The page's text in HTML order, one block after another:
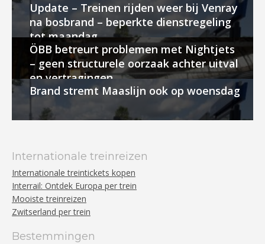
Update – Treinen rijden weer bij Venray
na bosbrand – beperkte dienstregeling
tot maandag
ÖBB betreurt problemen met Nightjets
– geen structurele oorzaak achter uitval
en vertragingen
Brand stremt Maaslijn ook op woensdag
Internationale treinreizen
Internationale treintickets kopen
Interrail: Ontdek Europa per trein
Mooiste treinreizen
Zwitserland per trein
Bestemmingen